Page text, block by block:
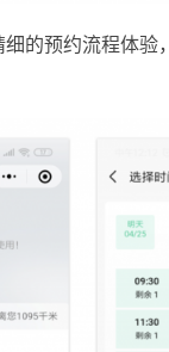
的预约流程体验